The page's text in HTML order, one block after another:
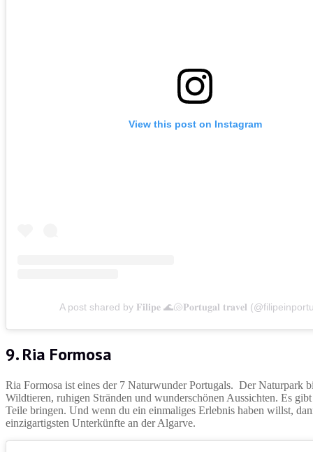
View this post on Instagram
A post shared by 𝐅𝐢𝐥𝐢𝐩𝐞 🌊🐚𝐏𝐨𝐫𝐭𝐮𝐠𝐚𝐥 𝐭𝐫𝐚𝐯𝐞𝐥
9. Ria Formosa
Ria Formosa ist eines der 7 Naturwunder Portugals. Der Naturpark
Wildtieren, ruhigen Stränden und wunderschönen Aussichten. Es
Teile bringen. Und wenn du ein einmaliges Erlebnis haben willst,
einzigartigsten Unterkünfte an der Algarve.